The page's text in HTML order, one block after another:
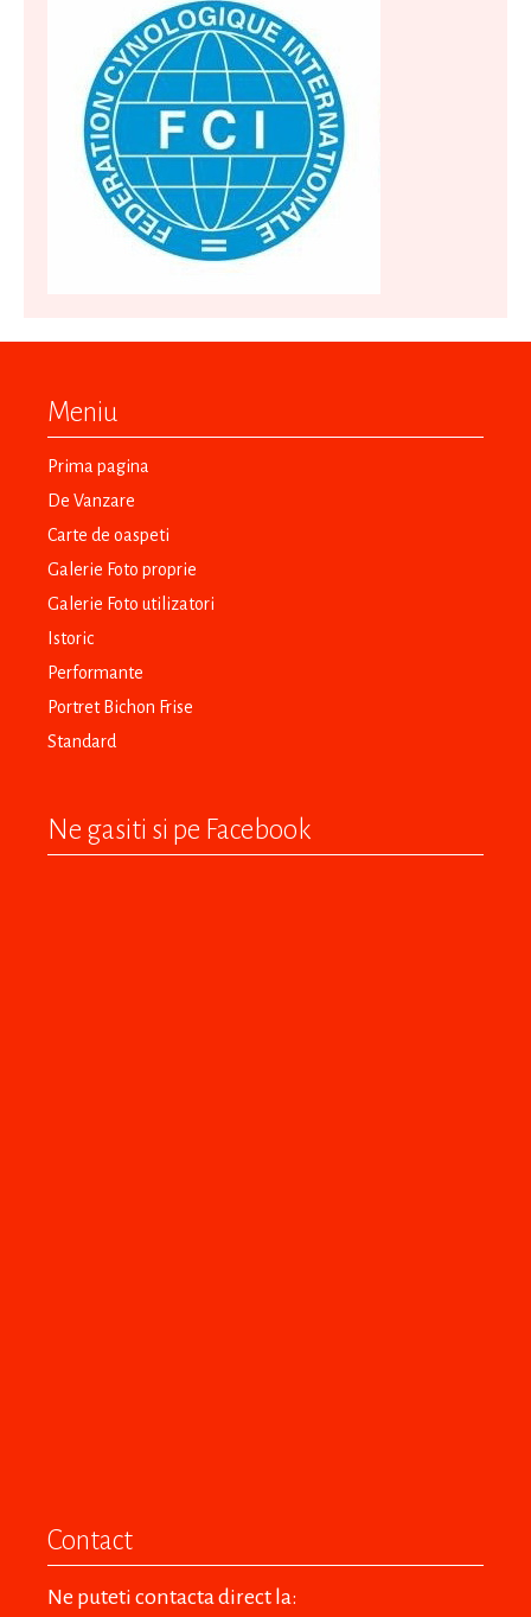
Meniu
Prima pagina
De Vanzare
Carte de oaspeti
Galerie Foto proprie
Galerie Foto utilizatori
Istoric
Performante
Portret Bichon Frise
Standard
Ne gasiti si pe Facebook
Contact
Ne puteti contacta direct la: